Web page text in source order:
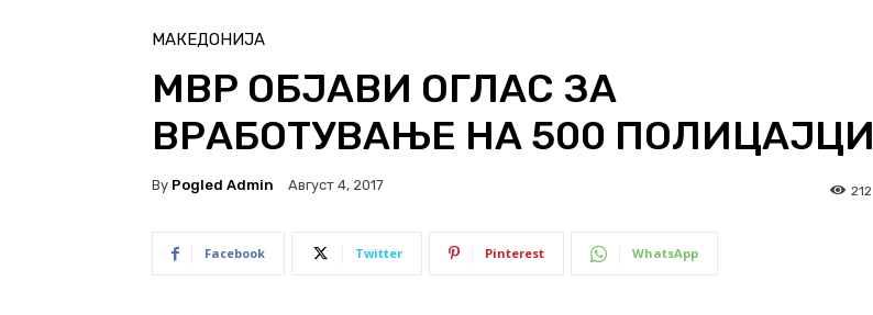
МАКЕДОНИЈА
МВР ОБЈАВИ ОГЛАС ЗА
ВРАБОТУВАЊЕ НА 500 ПОЛИЦАЈЦИ
By Pogled Admin Август 4, 2017 212
Facebook Twitter Pinterest WhatsApp